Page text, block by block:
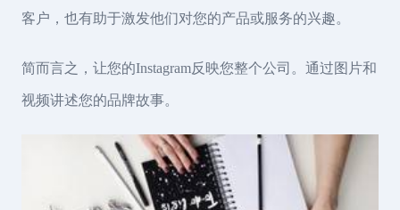
客户，也有助于激发他们对您的产品或服务的兴趣。
简而言之，让您的Instagram反映您整个公司。通过图片和
视频讲述您的品牌故事。